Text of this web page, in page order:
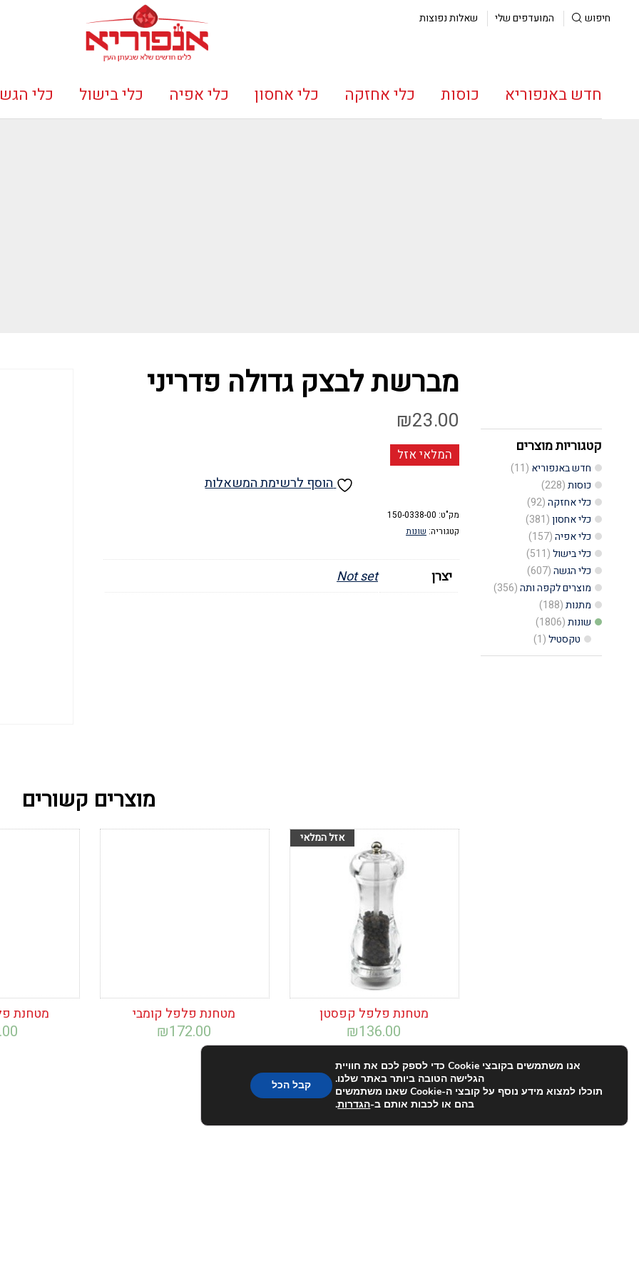
חיפוש המועדפים שלי שאלות נפוצות
חדש באנפוריא כוסות כלי אחזקה כלי אחסון כלי אפיה כלי בישול כלי
קטגוריות מוצרים
חדש באנפוריא (11)
כוסות(228)
כלי אחזקה(92)
כלי אחסון(381)
כלי אפיה(157)
כלי בישול(511)
כלי הגשה(607)
מוצרים לקפה ותה(356)
מתנות(188)
שונות(1806)
טקסטיל(1)
מברשת לבצק גדולה פדריני
₪23.00
המלאי אזל
הוסף לרשימת המשאלות
מק"ט: 150-0338-00
קטגוריה: שונות
יצרן Not set
מוצרים קשורים
מטחנת פלפל קפסטן
₪136.00
הוסף לרשימת
המשאלות
מטחנת פלפל קומבי
₪172.00
מטחנת
אנו משתמשים בקובצי Cookie כדי לספק לכם את חוויית
הגלישה הטובה ביותר באתר שלנו.
תוכלו למצוא מידע נוסף על קובצי ה-Cookie שאנו משתמשים
בהם או לכבות אותם ב-הגדרות.
קבל הכל